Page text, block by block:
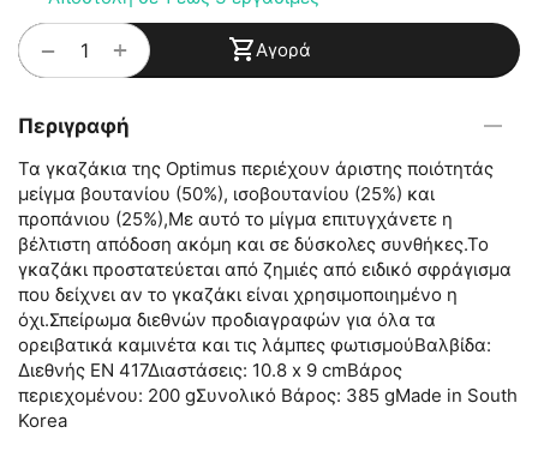
+
− Αγορά
Περιγραφή
Τα γκαζάκια της Optimus περιέχουν άριστης ποιότητάς
μείγμα βουτανίου (50%), ισοβουτανίου (25%) και
προπάνιου (25%),Με αυτό το μίγμα επιτυγχάνετε η
βέλτιστη απόδοση ακόμη και σε δύσκολες συνθήκες.Το
γκαζάκι προστατεύεται από ζημιές από ειδικό σφράγισμα
που δείχνει αν το γκαζάκι είναι χρησιμοποιημένο η
όχι.Σπείρωμα διεθνών προδιαγραφών για όλα τα
ορειβατικά καμινέτα και τις λάμπες φωτισμούΒαλβίδα:
Διεθνής ΕΝ 417Διαστάσεις: 10.8 x 9 cmΒάρος
περιεχομένου: 200 gΣυνολικό Βάρος: 385 gMade in South
Korea